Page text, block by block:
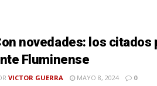
novedades: los citados
Fluminense
VICTOR GUERRA MAYO 8, 2024 0